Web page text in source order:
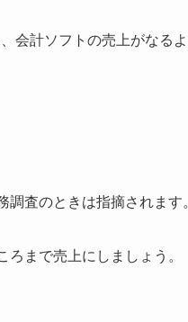
会計ソフトの売上がなるよ
査のときは指摘されます
まで売上にしましょう。